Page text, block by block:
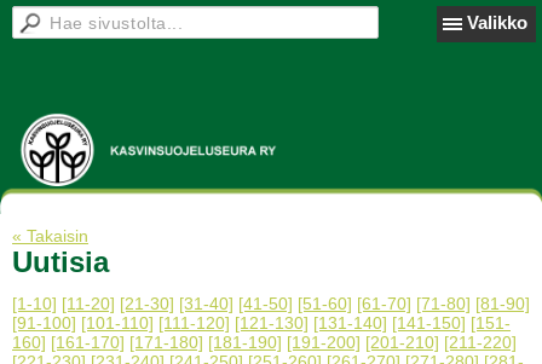
Valikko
« Takaisin
Uutisia
[1-10] [11-20] [21-30] [31-40] [41-50] [51-60] [61-70] [71-80] [81-90]
[91-100] [101-110] [111-120] [121-130] [131-140] [141-150] [151-
160] [161-170] [171-180] [181-190] [191-200] [201-210] [211-220]